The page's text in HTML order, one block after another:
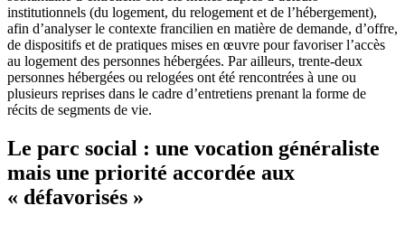
institutionnels (du logement, du relogement et de l’hébergement),
afin d’analyser le contexte francilien en matière de demande, d’offre,
de dispositifs et de pratiques mises en œuvre pour favoriser l’accès
au logement des personnes hébergées. Par ailleurs, trente-deux
personnes hébergées ou relogées ont été rencontrées à une ou
plusieurs reprises dans le cadre d’entretiens prenant la forme de
récits de segments de vie.
Le parc social : une vocation généraliste
mais une priorité accordée aux
« défavorisés »